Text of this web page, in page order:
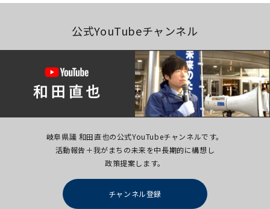
公式YouTubeチャンネル
岐阜県議 和田直也の公式YouTubeチャンネルです。
活動報告＋我がまちの未来を中長期的に構想し
政策提案します。
チャンネル登録